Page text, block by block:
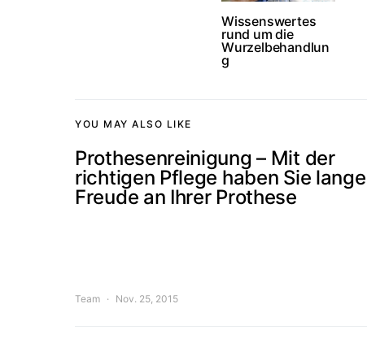
Wissenswertes
rund um die
Wurzelbehandlun
g
YOU MAY ALSO LIKE
Prothesenreinigung – Mit der
richtigen Pflege haben Sie lange
Freude an Ihrer Prothese
Team Nov. 25, 2015